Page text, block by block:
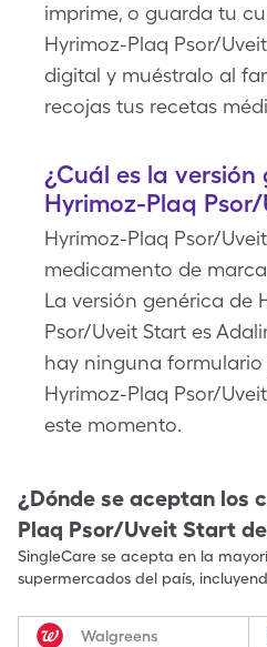
imprime, o guarda tu
Hyrimoz-Plaq Psor/
digital y muéstralo al
recojas tus recetas
¿Cuál es la
Hyrimoz-Plaq
Hyrimoz-Plaq Psor/
medicamento de
La versión genérica de
Psor/Uveit Start es
hay ninguna
Hyrimoz-Plaq Psor/
este momento.
¿Dónde se aceptan los
Plaq Psor/Uveit Start
SingleCare se acepta en la
supermercados del país,
Walgreens